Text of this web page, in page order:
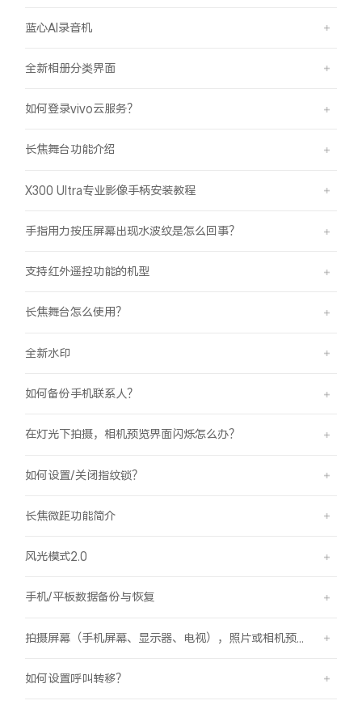
蓝心AI录音机
全新相册分类界面
如何登录vivo云服务？
长焦舞台功能介绍
X300 Ultra专业影像手柄安装教程
手指用力按压屏幕出现水波纹是怎么回事？
支持红外遥控功能的机型
长焦舞台怎么使用？
全新水印
如何备份手机联系人？
在灯光下拍摄，相机预览界面闪烁怎么办？
如何设置/关闭指纹锁？
长焦微距功能简介
风光模式2.0
手机/平板数据备份与恢复
如何设置呼叫转移？